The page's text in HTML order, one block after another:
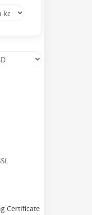
Certificate